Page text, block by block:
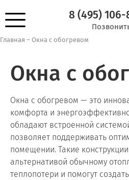
8 (495) 106-
Главная – Окна с обогревом
Окна с
Окна с обогревом — это
комфорта и
обладают встроенной
позволяет поддерживать
помещении. Такие конструкции
альтернативой обычному
теплопотери и помогут